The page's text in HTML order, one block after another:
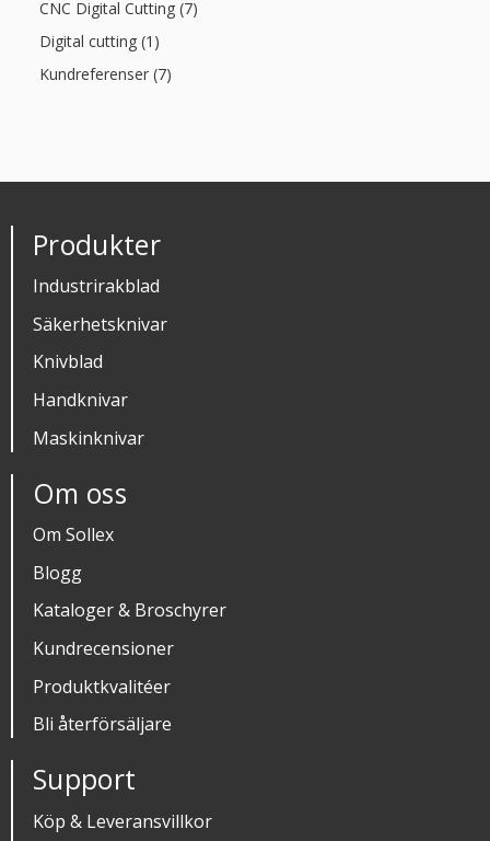
CNC Digital Cutting (7)
Digital cutting (1)
Kundreferenser (7)
Produkter
Industrirakblad
Säkerhetsknivar
Knivblad
Handknivar
Maskinknivar
Om oss
Om Sollex
Blogg
Kataloger & Broschyrer
Kundrecensioner
Produktkvalitéer
Bli återförsäljare
Support
Köp & Leveransvillkor